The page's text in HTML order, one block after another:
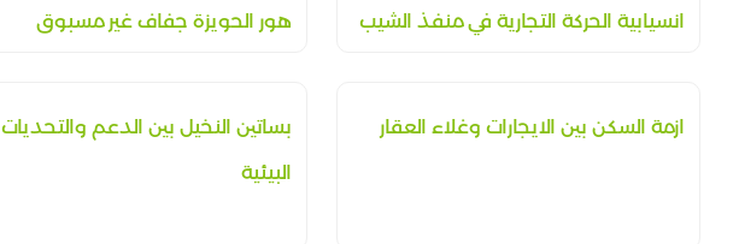
انسيابية الحركة التجارية في منفذ الشيب هور الحويزة جفاف غير مسبوق
ازمة السكن بين الايجارات وغلاء العقار
بساتين النخيل بين الدعم والتحديات
البيئية